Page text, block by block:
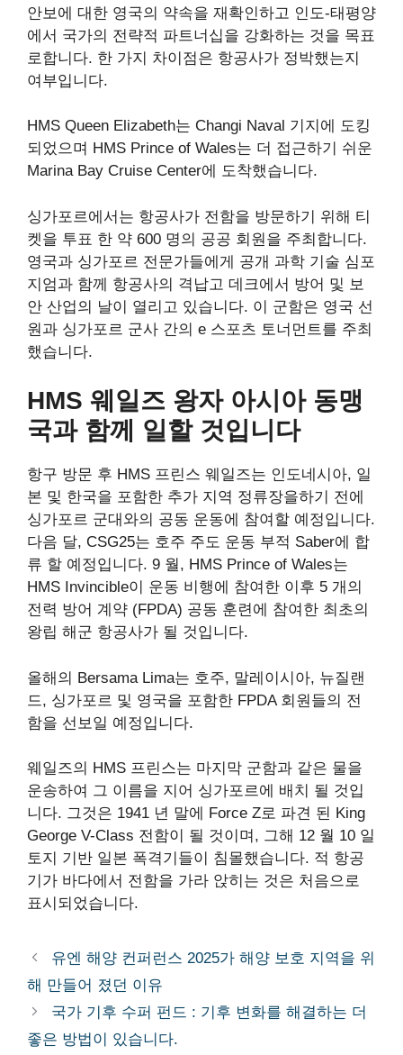
안보에 대한 영국의 약속을 재확인하고 인도-태평양
에서 국가의 전략적 파트너십을 강화하는 것을 목표
로합니다. 한 가지 차이점은 항공사가 정박했는지
여부입니다.
HMS Queen Elizabeth는 Changi Naval 기지에 도킹
되었으며 HMS Prince of Wales는 더 접근하기 쉬운
Marina Bay Cruise Center에 도착했습니다.
싱가포르에서는 항공사가 전함을 방문하기 위해 티
켓을 투표 한 약 600 명의 공공 회원을 주최합니다.
영국과 싱가포르 전문가들에게 공개 과학 기술 심포
지엄과 함께 항공사의 격납고 데크에서 방어 및 보
안 산업의 날이 열리고 있습니다. 이 군함은 영국 선
원과 싱가포르 군사 간의 e 스포츠 토너먼트를 주최
했습니다.
HMS 웨일즈 왕자아시아 동맹
국과 함께 일할 것입니다
항구 방문 후 HMS 프린스 웨일즈는 인도네시아, 일
본 및 한국을 포함한 추가 지역 정류장을하기 전에
싱가포르 군대와의 공동 운동에 참여할 예정입니다.
다음 달, CSG25는 호주 주도 운동 부적 Saber에 합
류 할 예정입니다. 9 월, HMS Prince of Wales는
HMS Invincible이 운동 비행에 참여한 이후 5 개의
전력 방어 계약 (FPDA) 공동 훈련에 참여한 최초의
왕립 해군 항공사가 될 것입니다.
올해의 Bersama Lima는 호주, 말레이시아, 뉴질랜
드, 싱가포르 및 영국을 포함한 FPDA 회원들의 전
함을 선보일 예정입니다.
웨일즈의 HMS 프린스는 마지막 군함과 같은 물을
운송하여 그 이름을 지어 싱가포르에 배치 될 것입
니다. 그것은 1941 년 말에 Force Z로 파견 된 King
George V-Class 전함이 될 것이며, 그해 12 월 10 일
토지 기반 일본 폭격기들이 침몰했습니다. 적 항공
기가 바다에서 전함을 가라 앉히는 것은 처음으로
표시되었습니다.
유엔 해양 컨퍼런스 2025가 해양 보호 지역을 위
해 만들어 졌던 이유
국가 기후 수퍼 펀드 : 기후 변화를 해결하는 더
좋은 방법이 있습니다.